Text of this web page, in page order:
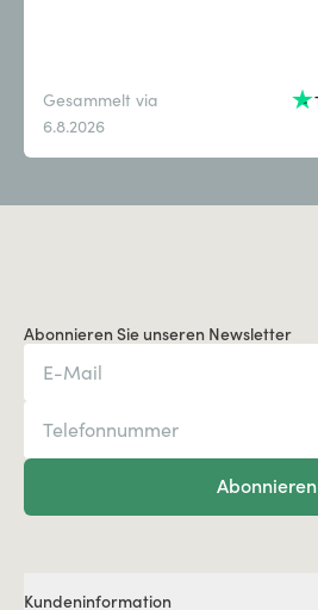
Gesammelt via
6.8.2026
Abonnieren Sie unseren Newsletter
Abonnieren
Kundeninformation